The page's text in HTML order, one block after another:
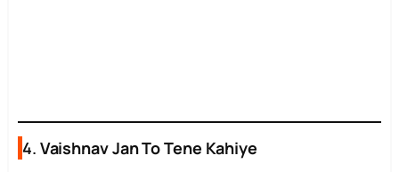
4. Vaishnav Jan To Tene Kahiye